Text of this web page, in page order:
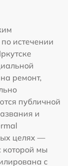
истечении
ремонт,
публичной
и
целях —
которой мы
с